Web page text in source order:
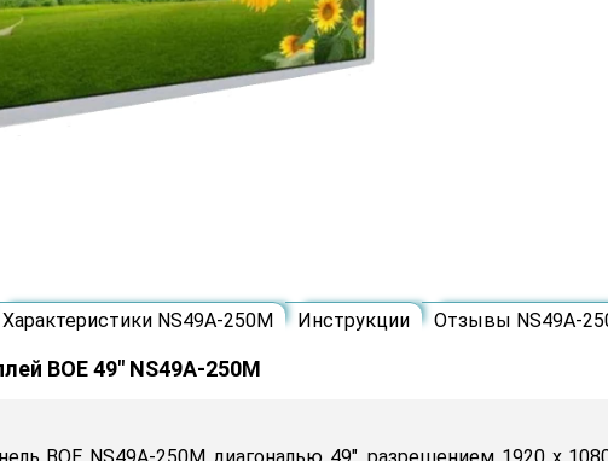
Характеристики NS49A-250M Инструкции Отзывы NS49A-
BOE 49" NS49A-250M